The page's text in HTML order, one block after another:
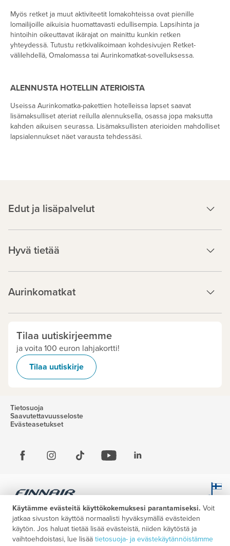
Myös retket ja muut aktiviteetit lomakohteissa ovat pienille
lomailijoille aikuisia huomattavasti edullisempia. Lapsihinta ja
hintoihin oikeuttavat ikärajat on mainittu kunkin retken
yhteydessä. Tutustu retkivalikoimaan kohdesivujen Retket-
välilehdellä, Omalomassa tai Aurinkomatkat-sovelluksessa.
ALENNUSTA HOTELLIN ATERIOISTA
Useissa Aurinkomatka-pakettien hotelleissa lapset saavat
lisämaksulliset ateriat reilulla alennuksella, osassa jopa maksutta
kahden aikuisen seurassa. Lisämaksullisten aterioiden mahdolliset
lapsialennukset näet varausta tehdessäsi.
Edut ja lisäpalvelut
Hyvä tietää
Aurinkomatkat
Tilaa uutiskirjeemme
ja voita 100 euron lahjakortti!
Tilaa uutiskirje
Tietosuoja
Saavutettavuusseloste
Evästeasetukset
Käytämme evästeitä käyttökokemuksesi parantamiseksi. Voit
jatkaa sivuston käyttöä normaalisti hyväksymällä evästeiden
käytön. Jos haluat tietää lisää evästeistä, niiden käytöstä ja
vaihtoehdoistasi, lue lisää tietosuoja- ja evästekäytännöistämme